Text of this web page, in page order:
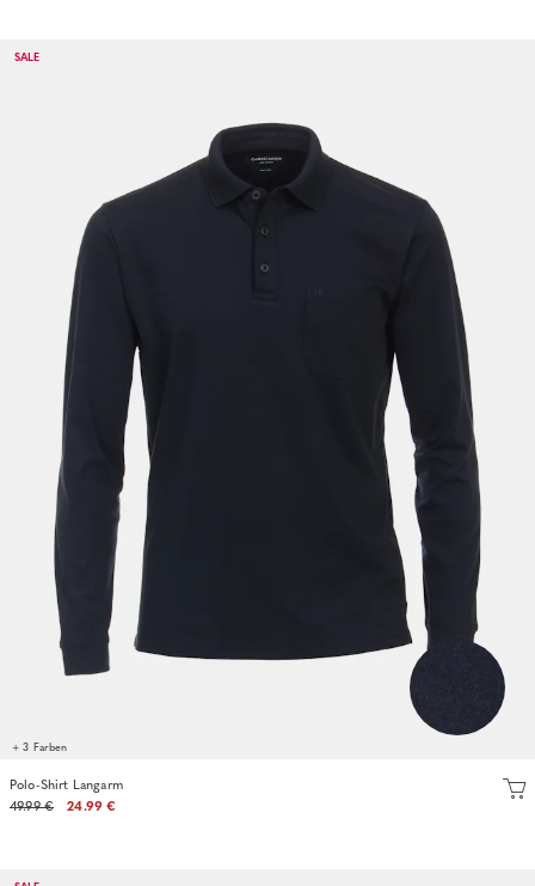
SALE
+ 3 Farben
Polo-Shirt Langarm
49.99 €
24.99 €